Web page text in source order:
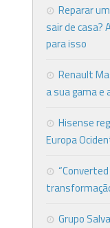
Reparar
sair de casa?
para isso
Renault
a sua gama e
Hisense
Europa
Grupo